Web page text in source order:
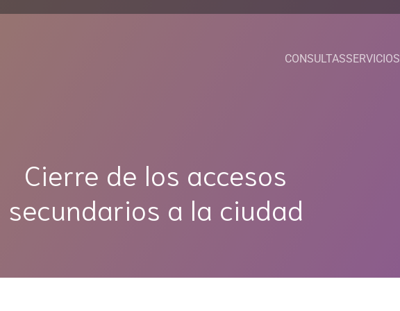
CONSULTASSERVICIOS
Cierre de los accesos
secundarios a la ciudad